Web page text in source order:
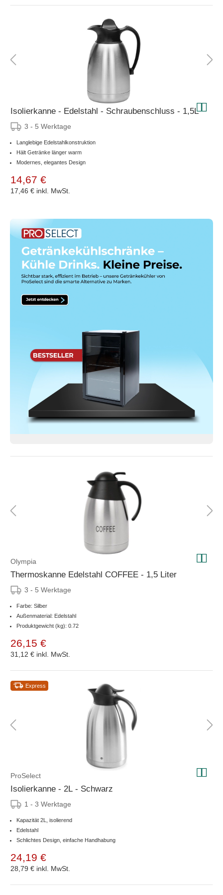
Isolierkanne - Edelstahl - Schraubenschluss - 1,5L
3 - 5 Werktage
Langlebige Edelstahlkonstruktion
Hält Getränke länger warm
Modernes, elegantes Design
14,67 €
17,46 € inkl. MwSt.
Olympia
Thermoskanne Edelstahl COFFEE - 1,5 Liter
3 - 5 Werktage
Farbe: Silber
Außenmaterial: Edelstahl
Produktgewicht (kg): 0.72
26,15 €
31,12 € inkl. MwSt.
Express
ProSelect
Isolierkanne - 2L - Schwarz
1 - 3 Werktage
Kapazität 2L, isolierend
Edelstahl
Schlichtes Design, einfache Handhabung
24,19 €
28,79 € inkl. MwSt.